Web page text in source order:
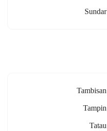
Sundar
Tambisan
Tampin
Tatau